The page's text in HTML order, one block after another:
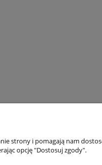
strony i pomagają nam
opcję "Dostosuj zgody".